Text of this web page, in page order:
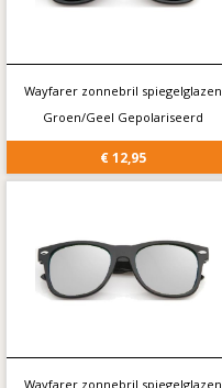
Wayfarer zonnebril spiegelglazen
Groen/Geel Gepolariseerd
€ 12,95
Wayfarer zonnebril spiegelglazen